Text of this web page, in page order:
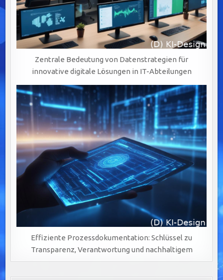
Zentrale Bedeutung von Datenstrategien für
innovative digitale Lösungen in IT-Abteilungen
Effiziente Prozessdokumentation: Schlüssel zu
Transparenz, Verantwortung und nachhaltigem